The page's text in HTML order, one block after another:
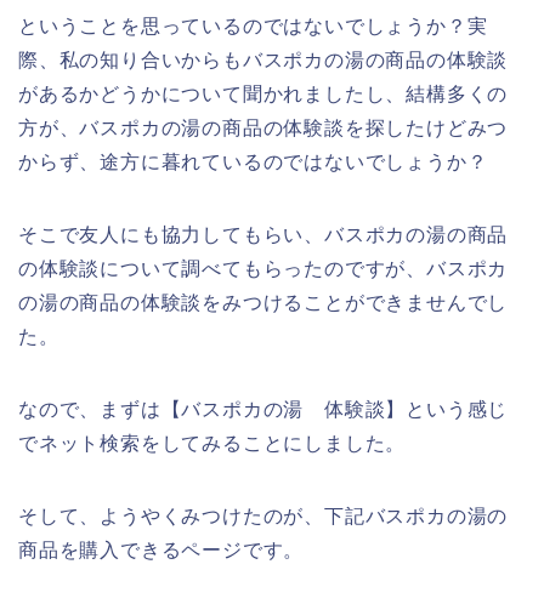
ということを思っているのではないでしょうか？実
際、私の知り合いからもバスポカの湯の商品の体験談
があるかどうかについて聞かれましたし、結構多くの
方が、バスポカの湯の商品の体験談を探したけどみつ
からず、途方に暮れているのではないでしょうか？
そこで友人にも協力してもらい、バスポカの湯の商品
の体験談について調べてもらったのですが、バスポカ
の湯の商品の体験談をみつけることができませんでし
た。
なので、まずは【バスポカの湯 体験談】という感じ
でネット検索をしてみることにしました。
そして、ようやくみつけたのが、下記バスポカの湯の
商品を購入できるページです。